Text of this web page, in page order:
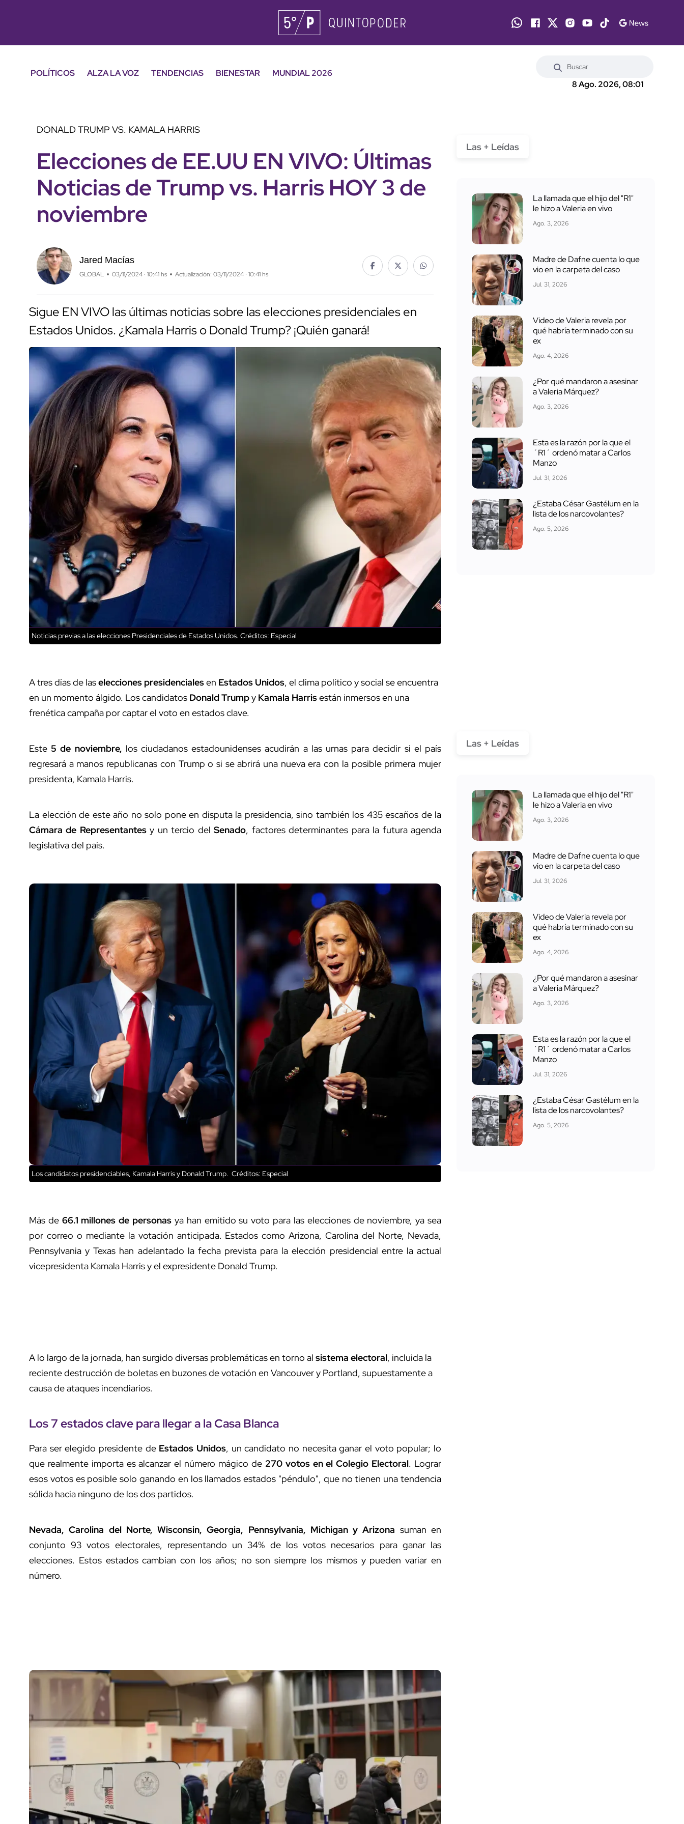
POLÍTICOS ALZA LA VOZ TENDENCIAS BIENESTAR
MUNDIAL 2026
8 Ago. 2026, 08:01
DONALD TRUMP VS. KAMALA HARRIS
Elecciones de EE.UU EN VIVO: Últimas
Noticias de Trump vs. Harris HOY 3 de
noviembre
Jared Macías
GLOBAL 03/11/2024 · 10:41 hs Actualización: 03/11/2024 · 10:41 hs
Sigue EN VIVO las últimas noticias sobre las elecciones presidenciales en
Estados Unidos. ¿Kamala Harris o Donald Trump? ¡Quién ganará!
Noticias previas a las elecciones Presidenciales de Estados Unidos. Créditos: Especial
A tres días de laselecciones presidencialesen Estados Unidos, el clima político y social se encuentra
en un momento álgido. Los candidatos Donald Trumpy Kamala Harrisestán inmersos en una
frenética campaña por captar el voto en estados clave.
Este5 de noviembre, los ciudadanos estadounidenses acudirán a las urnas para decidir si el país
regresará a manos republicanas con Trump o si se abrirá una nueva era con la posible primera mujer
presidenta, Kamala Harris.
La elección de este año no solo pone en disputa la presidencia, sino también los 435 escaños de la
Cámara de Representantesy un tercio del Senado, factores determinantes para la futura agenda
legislativa del país.
Los candidatos presidenciables, Kamala Harris y Donald Trump. Créditos: Especial
Más de 66.1 millones de personas ya han emitido su voto para las elecciones de noviembre, ya sea
por correo o mediante la votación anticipada. Estados como Arizona, Carolina del Norte, Nevada,
Pennsylvania y Texas han adelantado la fecha prevista para la elección presidencial entre la actual
vicepresidenta Kamala Harris y el expresidente Donald Trump.
A lo largo de la jornada, han surgido diversas problemáticas en torno al sistema electoral, incluida la
reciente destrucción de boletas en buzones de votación en Vancouver y Portland, supuestamente a
causa de ataques incendiarios.
Los 7 estados clave para llegar a la Casa Blanca
Para ser elegido presidente deEstados Unidos, un candidato no necesita ganar el voto popular; lo
que realmente importa es alcanzar el número mágico de270 votos en el Colegio Electoral. Lograr
esos votos es posible solo ganando en los llamados estados "péndulo", que no tienen una tendencia
sólida hacia ninguno de los dos partidos.
Nevada, Carolina del Norte, Wisconsin, Georgia, Pennsylvania, Michigan y Arizona suman en
conjunto 93 votos electorales, representando un 34% de los votos necesarios para ganar las
elecciones. Estos estados cambian con los años; no son siempre los mismos y pueden variar en
número.
Las + Leídas
La llamada que el hijo del "R1"
le hizo a Valeria en vivo
Ago. 3, 2026
Madre de Dafne cuenta lo que
vio en la carpeta del caso
Jul. 31, 2026
Video de Valeria revela por
qué habría terminado con su
ex
Ago. 4, 2026
¿Por qué mandaron a asesinar
a Valeria Márquez?
Ago. 3, 2026
Esta es la razón por la que el
´R1´ ordenó matar a Carlos
Manzo
Jul. 31, 2026
¿Estaba César Gastélum en la
lista de los narcovolantes?
Ago. 5, 2026
Las + Leídas
La llamada que el hijo del "R1"
le hizo a Valeria en vivo
Ago. 3, 2026
Madre de Dafne cuenta lo que
vio en la carpeta del caso
Jul. 31, 2026
Video de Valeria revela por
qué habría terminado con su
ex
Ago. 4, 2026
¿Por qué mandaron a asesinar
a Valeria Márquez?
Ago. 3, 2026
Esta es la razón por la que el
´R1´ ordenó matar a Carlos
Manzo
Jul. 31, 2026
¿Estaba César Gastélum en la
lista de los narcovolantes?
Ago. 5, 2026